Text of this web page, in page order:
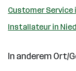
Customer
Installateur in
In anderem Ort/